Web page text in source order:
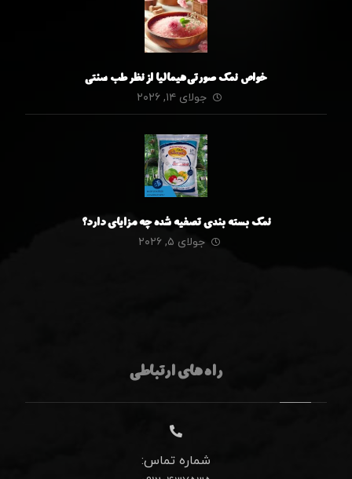
خواص نمک صورتی هیمالیا از نظر طب سنتی
جولای ۱۴, ۲۰۲۶
نمک بسته بندی تصفیه شده چه مزایای دارد؟
جولای ۵, ۲۰۲۶
راه های ارتباطی
شماره تماس: